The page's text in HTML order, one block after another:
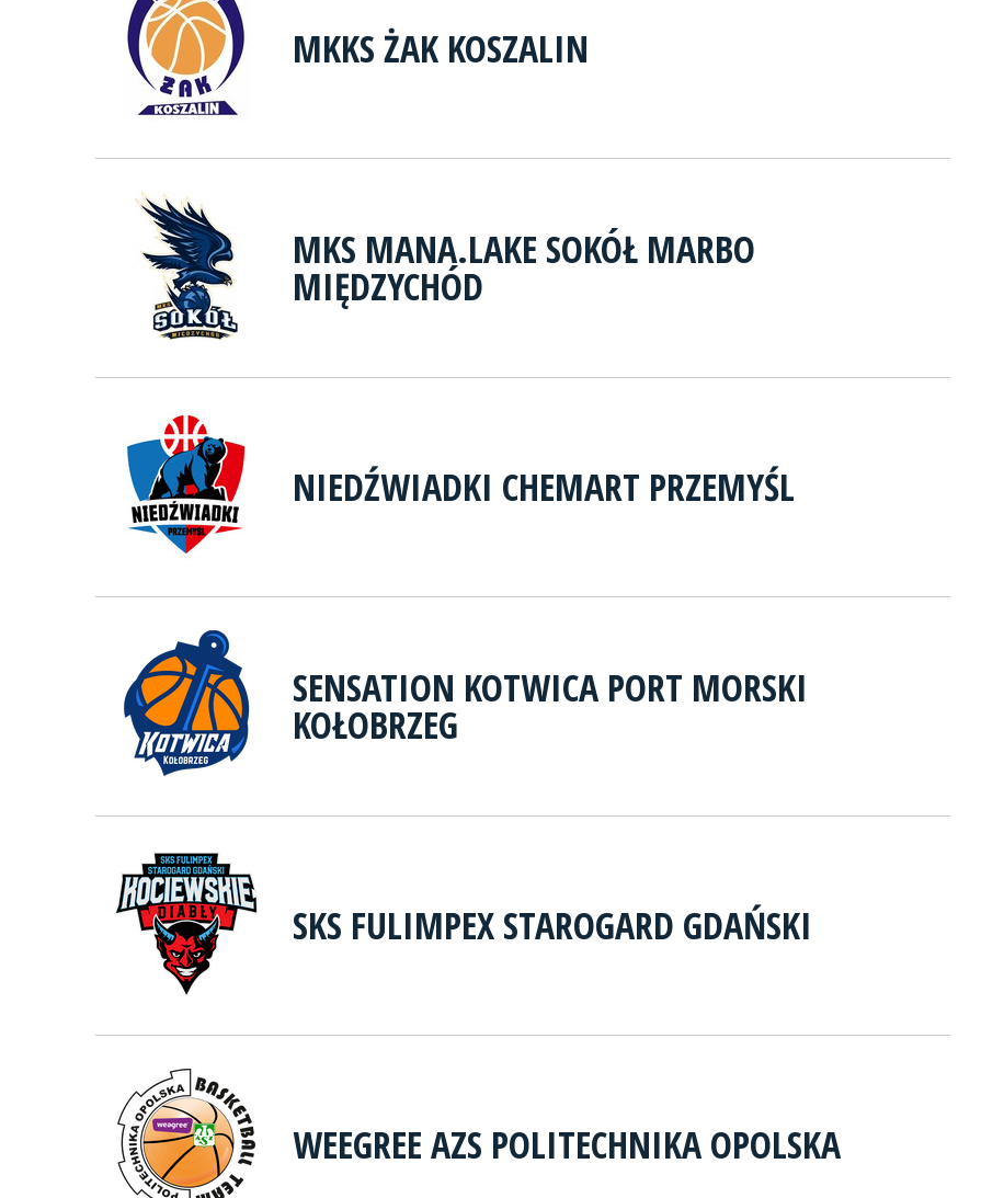
MKKS ŻAK KOSZALIN
MKS MANA.LAKE SOKÓŁ MARBO
MIĘDZYCHÓD
NIEDŹWIADKI CHEMART PRZEMYŚL
SENSATION KOTWICA PORT MORSKI
KOŁOBRZEG
SKS FULIMPEX STAROGARD GDAŃSKI
WEEGREE AZS POLITECHNIKA OPOLSKA